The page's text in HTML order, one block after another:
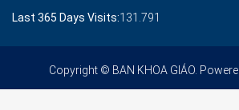
Last 365 Days Visits:131.791
Copyright © BAN KHOA GIÁO.